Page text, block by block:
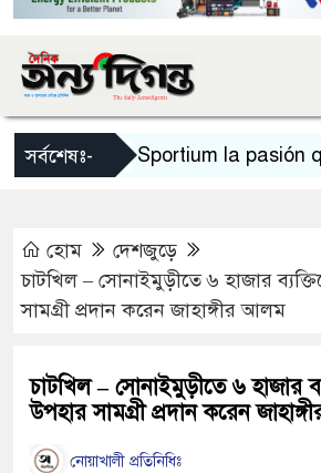
সর্বশেষঃ- Sportium la pasión
হোম
দেশজুড়ে
চাটখিল – সোনাইমুড়ীতে ৬ হাজার
সামগ্রী প্রদান করেন জাহাঙ্গীর আলম
চাটখিল – সোনাইমুড়ীতে ৬ হাজার
উপহার সামগ্রী প্রদান করেন
নোয়াখালী প্রতিনিধিঃ